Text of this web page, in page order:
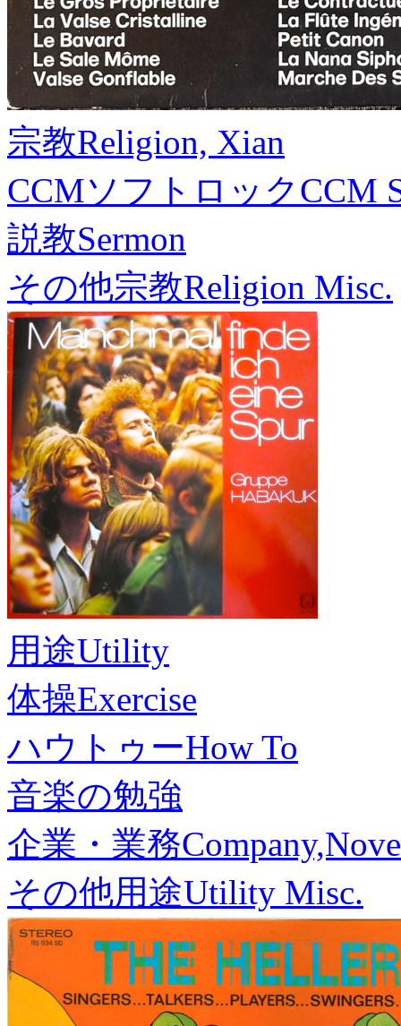
宗教Religion, Xian
CCMソフトロックCCM
説教Sermon
その他宗教Religion Misc.
用途Utility
体操Exercise
ハウトゥーHow To
音楽の勉強
企業・業務
その他用途Utility Misc.